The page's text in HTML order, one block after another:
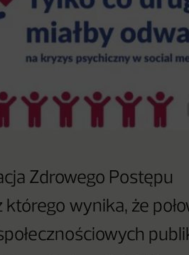
Zdrowego Postępu
wynika, że